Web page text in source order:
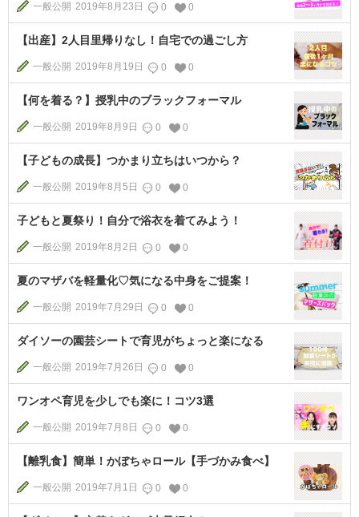
一般公開 2019年8月23日 0 0
【出産】2人目里帰りなし！自宅での過ごし方
一般公開 2019年8月19日 0 0
【何を着る？】授乳中のブラックフォーマル
一般公開 2019年8月9日 0 0
【子どもの成長】つかまり立ちはいつから？
一般公開 2019年8月5日 0 0
子どもと夏祭り！自分で浴衣を着てみよう！
一般公開 2019年8月2日 0 0
夏のマザバを軽量化♡気になる中身をご提案！
一般公開 2019年7月29日 0 0
ダイソーの園芸シートで育児がちょっと楽になる
一般公開 2019年7月26日 0 0
ワンオペ育児を少しでも楽に！コツ3選
一般公開 2019年7月8日 0 0
【離乳食】簡単！かぼちゃロール【手づかみ食べ】
一般公開 2019年7月1日 0 0